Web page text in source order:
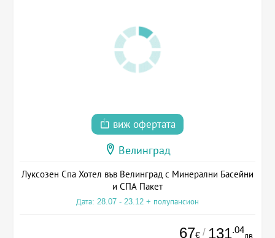
виж офертата
Велинград
Луксозен Спа Хотел във Велинград с Минерални Басейни
и СПА Пакет
Дата: 28.07 - 23.12 + полупансион
67€ / 131.04
лв.